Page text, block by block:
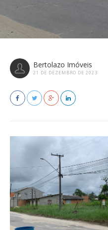
Bertolazo Imóveis
21 DE DEZEMBRO DE 2023